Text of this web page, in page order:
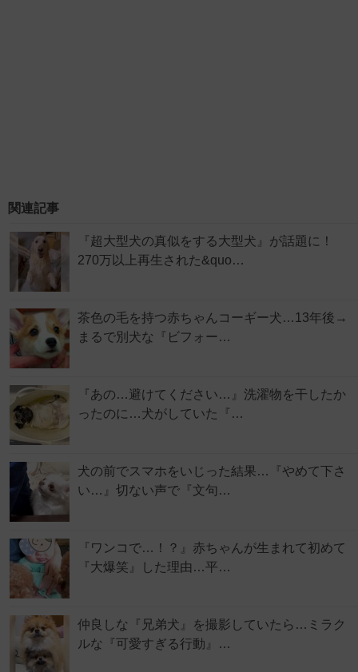
関連記事
『超大型犬の真似をする大型犬』が話題に！
270万以上再生された&quo…
茶色の毛を持つ赤ちゃんコーギー犬…13年後→
まるで別犬な『ビフォー…
『あの…避けてください…』洗濯物を干したか
ったのに…犬がしていた『…
犬の前でスマホをいじった結果…『やめて下さ
い…』切ない声で『文句…
『ワンコで…！？』赤ちゃんが生まれて初めて
『大爆笑』した理由…平…
仲良しな『兄弟犬』を撮影していたら…ミラク
ルな『可愛すぎる行動』…